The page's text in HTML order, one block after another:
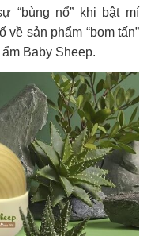
“bùng nổ” khi bật mí
sản phẩm “bom tấn”
Baby Sheep.